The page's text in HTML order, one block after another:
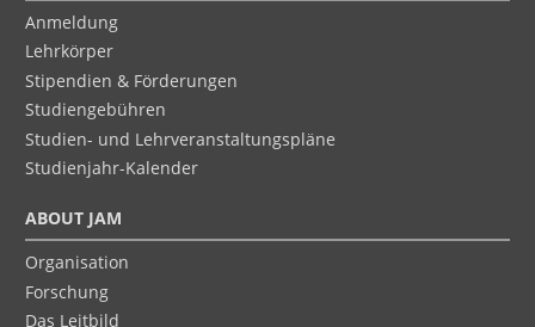
Anmeldung
Lehrkörper
Stipendien & Förderungen
Studiengebühren
Studien- und Lehrveranstaltungspläne
Studienjahr-Kalender
ABOUT JAM
Organisation
Forschung
Das Leitbild